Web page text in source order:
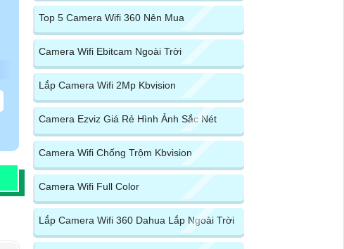
Top 5 Camera Wifi 360 Nên Mua
Camera Wifi Ebitcam Ngoài Trời
Lắp Camera Wifi 2Mp Kbvision
Camera Ezviz Giá Rẻ Hình Ảnh Sắc Nét
Camera Wifi Chống Trộm Kbvision
Camera Wifi Full Color
Lắp Camera Wifi 360 Dahua Lắp Ngoài Trời